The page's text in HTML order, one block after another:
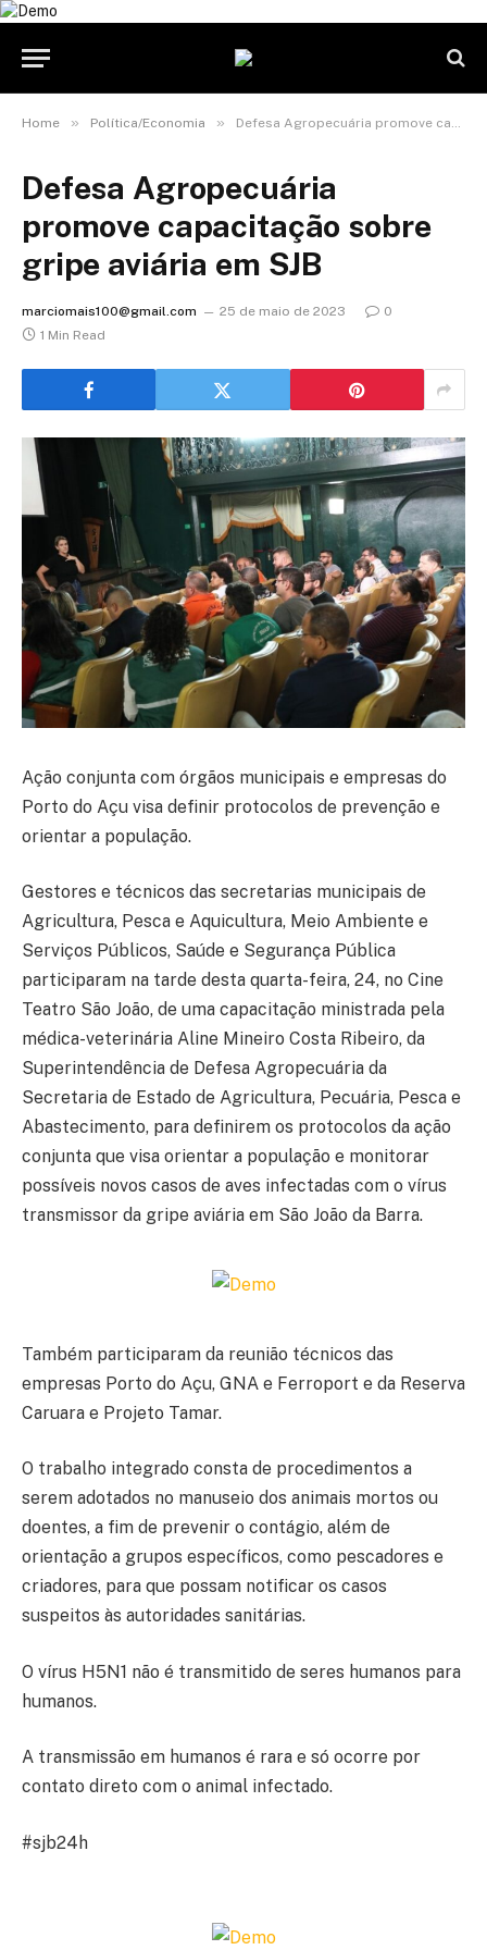
Home » Política/Economia » Defesa Agropecuária promove capacitação sobre gripe aviária em SJB
Defesa Agropecuária
promove capacitação sobre
gripe aviária em SJB
marciomais100@gmail.com 25 de maio de 2023
0
1 Min Read
Ação conjunta com órgãos municipais e empresas do
Porto do Açu visa definir protocolos de prevenção e
orientar a população.
Gestores e técnicos das secretarias municipais de
Agricultura, Pesca e Aquicultura, Meio Ambiente e
Serviços Públicos, Saúde e Segurança Pública
participaram na tarde desta quarta-feira, 24, no Cine
Teatro São João, de uma capacitação ministrada pela
médica-veterinária Aline Mineiro Costa Ribeiro, da
Superintendência de Defesa Agropecuária da
Secretaria de Estado de Agricultura, Pecuária, Pesca e
Abastecimento, para definirem os protocolos da ação
conjunta que visa orientar a população e monitorar
possíveis novos casos de aves infectadas com o vírus
transmissor da gripe aviária em São João da Barra.
Também participaram da reunião técnicos das
empresas Porto do Açu, GNA e Ferroport e da Reserva
Caruara e Projeto Tamar.
O trabalho integrado consta de procedimentos a
serem adotados no manuseio dos animais mortos ou
doentes, a fim de prevenir o contágio, além de
orientação a grupos específicos, como pescadores e
criadores, para que possam notificar os casos
suspeitos às autoridades sanitárias.
O vírus H5N1 não é transmitido de seres humanos para
humanos.
A transmissão em humanos é rara e só ocorre por
contato direto com o animal infectado.
#sjb24h